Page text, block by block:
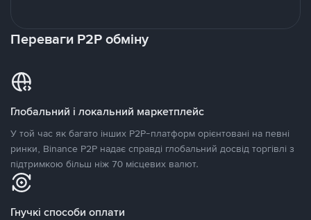
Переваги P2P обміну
Глобальний і локальний маркетплейс
У той час як багато інших P2P-платформ орієнтовані на певні
ринки, Binance P2P надає справді глобальний досвід торгівлі з
підтримкою більш ніж 70 місцевих валют.
Гнучкі способи оплати